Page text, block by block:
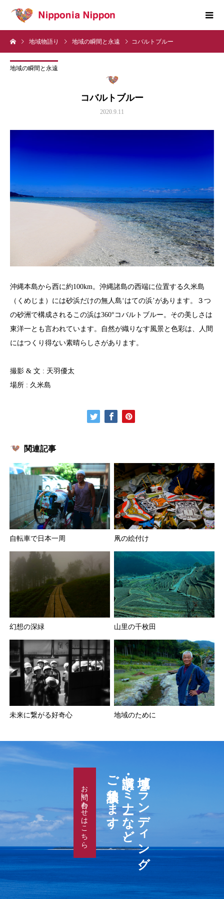
地域物語り 地域の瞬間と永遠 コバルトブルー
地域の瞬間と永遠
コバルトブルー
2020.9.11
沖縄本島から西に約100km。沖縄諸島の西端に位置する久米島
（くめじま）には砂浜だけの無人島‘はての浜’があります。３つ
の砂洲で構成されるこの浜は360°コバルトブルー。その美しさは
東洋一とも言われています。自然が織りなす風景と色彩は、人間
にはつくり得ない素晴らしさがあります。
撮影 & 文 : 天羽優太
場所 : 久米島
関連記事
自転車で日本一周 凧の絵付け
幻想の深緑 山里の千枚田
未来に繋がる好奇心 地域のために
地域ブランディング、
講演・セミナーなど、
ご相談承ります。
お問い合わせはこちら